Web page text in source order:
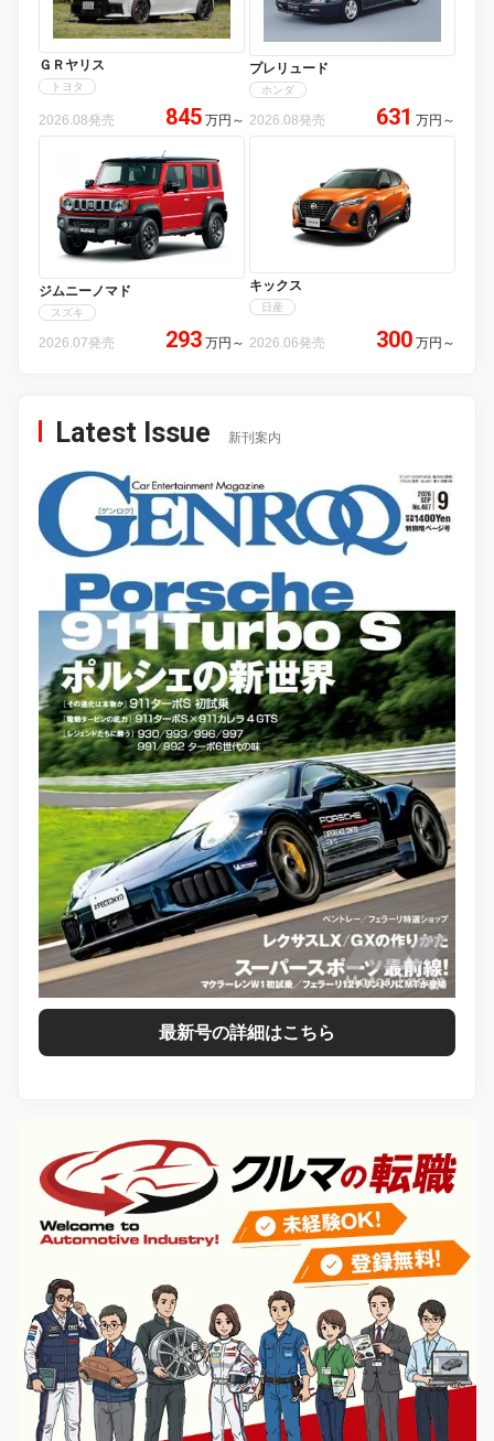
ＧＲヤリス
トヨタ
2026.08発売 845 万円 ～
プレリュード
ホンダ
2026.08発売 631 万円 ～
ジムニーノマド
スズキ
2026.07発売 293 万円 ～
キックス
日産
2026.06発売 300 万円 ～
Latest Issue 新刊案内
最新号の詳細はこちら